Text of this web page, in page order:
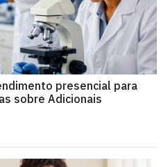
presencial para
sobre Adicionais